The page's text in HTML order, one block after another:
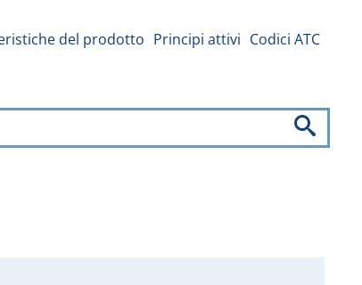
del prodotto Principi attivi Codici ATC